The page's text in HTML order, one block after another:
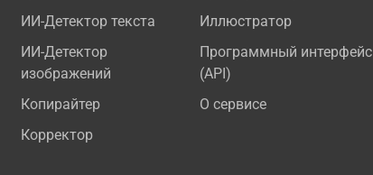
ИИ-Детектор текста
ИИ-Детектор
изображений
Копирайтер
Корректор
Иллюстратор
Программный интерфейс
(API)
О сервисе